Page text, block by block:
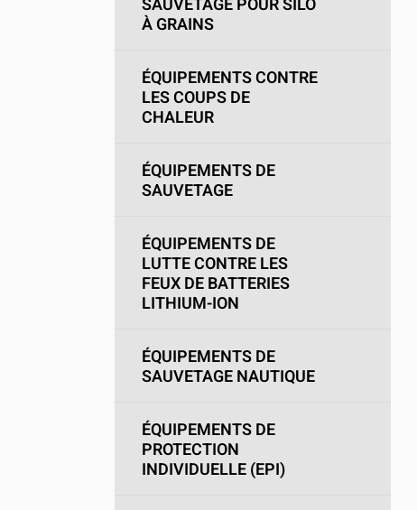
SAUVETAGE POUR SILO
À GRAINS
ÉQUIPEMENTS CONTRE
LES COUPS DE
CHALEUR
ÉQUIPEMENTS DE
SAUVETAGE
ÉQUIPEMENTS DE
LUTTE CONTRE LES
FEUX DE BATTERIES
LITHIUM-ION
ÉQUIPEMENTS DE
SAUVETAGE NAUTIQUE
ÉQUIPEMENTS DE
PROTECTION
INDIVIDUELLE (EPI)